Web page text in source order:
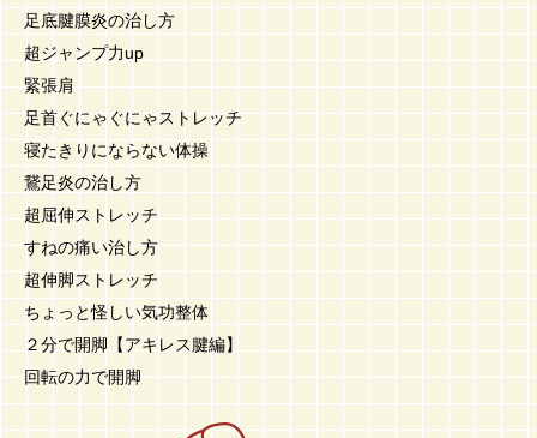
足底腱膜炎の治し方
超ジャンプ力up
緊張肩
足首ぐにゃぐにゃストレッチ
寝たきりにならない体操
鵞足炎の治し方
超屈伸ストレッチ
すねの痛い治し方
超伸脚ストレッチ
ちょっと怪しい気功整体
２分で開脚【アキレス腱編】
回転の力で開脚